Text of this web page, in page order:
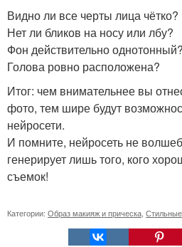
Видно ли все черты лица чётко?
Нет ли бликов на носу или лбу?
Фон действительно однотонный?
Голова ровно расположена?
Итог: чем внимательнее вы
фото, тем шире будут
нейросети.
И помните, нейросеть не
генерирует лишь того, кого
съемок!
Категории: Образ макияж и прическа